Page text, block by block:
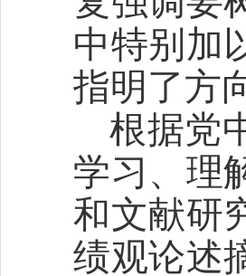
中特别加
指明了方
根据党
学习、理
和文献研
绩观论述